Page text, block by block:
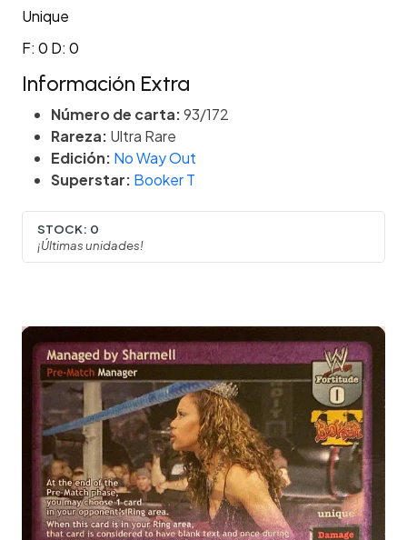
Unique
F: 0 D: 0
Información Extra
Número de carta:93/172
Rareza: Ultra Rare
Edición: No Way Out
Superstar: Booker T
STOCK: 0
¡Últimas unidades!